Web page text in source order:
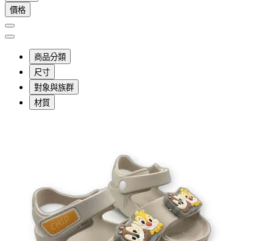
價格
商品分類
尺寸
對象與族群
材質